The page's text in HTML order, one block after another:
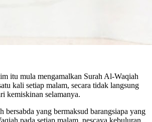
itu mula mengamalkan Surah Al-Waqiah
kali setiap malam, secara tidak langsung
kemiskinan selamanya.
bersabda yang bermaksud barangsiapa yang